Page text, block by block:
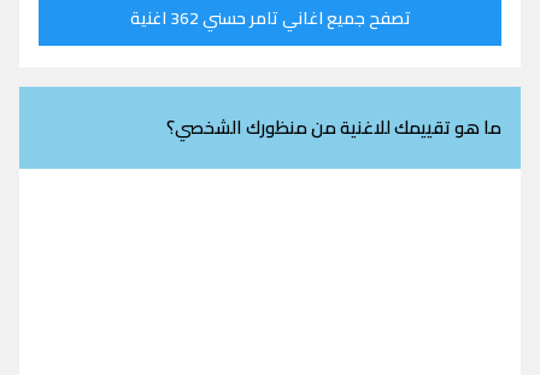
تصفح جميع اغاني تامر حسني 362 اغنية
ما هو تقييمك للاغنية من منظورك الشخصي؟